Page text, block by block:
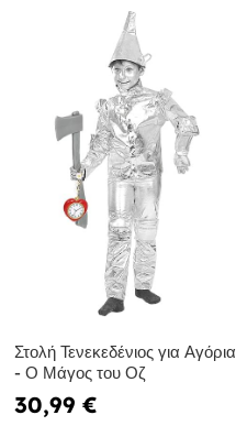
Στολή Τενεκεδένιος για Αγόρια
- Ο Μάγος του Οζ
30,99 €